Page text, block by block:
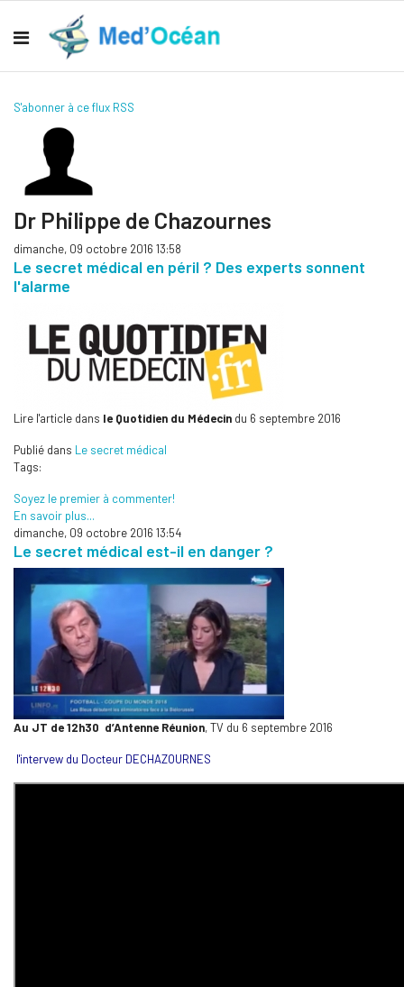
S'abonner à ce flux RSS
Dr Philippe de Chazournes
dimanche, 09 octobre 2016 13:58
Le secret médical en péril ? Des experts sonnent
l'alarme
Lire l'article dans le Quotidien du Médecin du 6 septembre 2016
Publié dans Le secret médical
Tags:
Soyez le premier à commenter!
En savoir plus...
dimanche, 09 octobre 2016 13:54
Le secret médical est-il en danger ?
Au JT de 12h30 d’Antenne Réunion, TV du 6 septembre 2016
l'intervew du Docteur DECHAZOURNES